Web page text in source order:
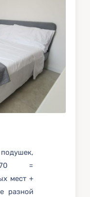
70 =
мест +
разной